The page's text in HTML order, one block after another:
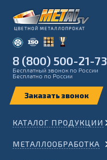
8 (800) 500-21-73
Бесплатный звонок по России
Бесплатно по России
КАТАЛОГ ПРОДУКЦИИ
МЕТАЛЛООБРАБОТКА